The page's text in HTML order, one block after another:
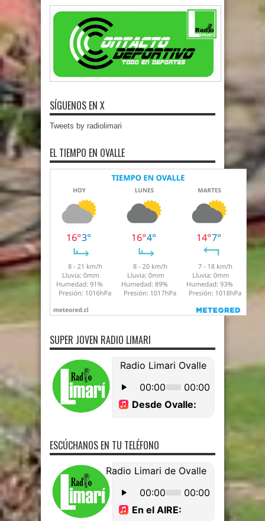
SÍGUENOS EN X
Tweets by radiolimari
EL TIEMPO EN OVALLE
SUPER JOVEN RADIO LIMARI
ESCÚCHANOS EN TU TELÉFONO